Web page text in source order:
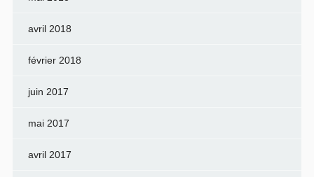
avril 2018
février 2018
juin 2017
mai 2017
avril 2017